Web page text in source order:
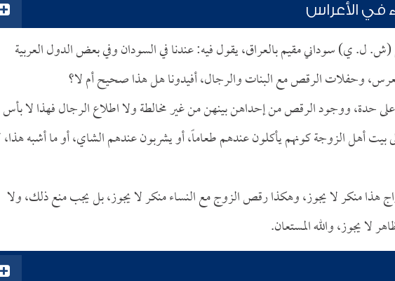
في الأعراس
(ش. ل. ي) سوداني مقيم بالعراق، يقول فيه: عندنا في السودان وفي بعض الدول العربية
وحفلات الرقص مع البنات والرجال، أفيدونا هل هذا صحيح أم لا؟
حدة، ووجود الرقص من إحداهن بينهن من غير مخالطة ولا اطلاع الرجال فهذا لا بأس
أهل الزوجة كونهم يأكلون عندهم طعاماً، أو يشربون عندهم الشاي، أو ما أشبه هذا،
هذا منكر لا يجوز، وهكذا رقص الزوج مع النساء منكر لا يجوز، بل يجب منع ذلك، ولا
لا يجوز، والله المستعان.